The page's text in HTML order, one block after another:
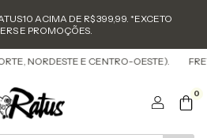
ACIMA DE R$ 399,99. *EXCETO
E PROMOÇÕES.
NORDESTE E CENTRO-OESTE).
0